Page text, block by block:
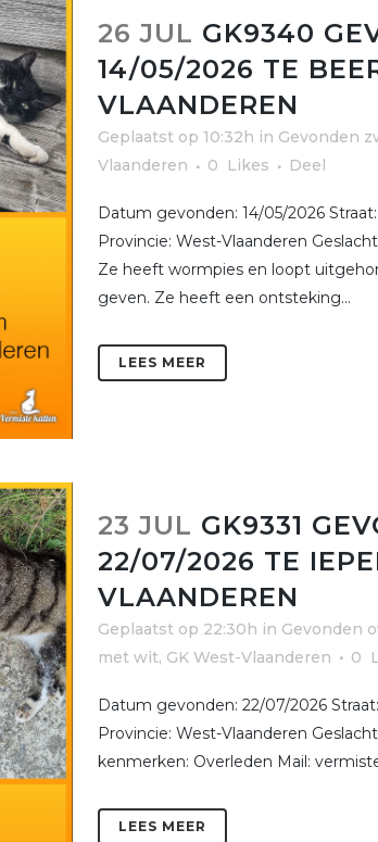
26 JUL GK9340
14/05/2026 TE
VLAANDEREN
Geplaatst op 10:32h in Gevonden
Vlaanderen
0 Likes Deel
Datum gevonden: 14/05/2026
Provincie: West-Vlaanderen
Ze heeft wormpies en loopt
geven. Ze heeft een ontsteking...
LEES MEER
23 JUL GK9331
22/07/2026 TE
VLAANDEREN
Geplaatst op 22:30h in Gevonden
met wit, GK West-Vlaanderen 0
Datum gevonden: 22/07/2026
Provincie: West-Vlaanderen
kenmerken: Overleden Mail:
LEES MEER